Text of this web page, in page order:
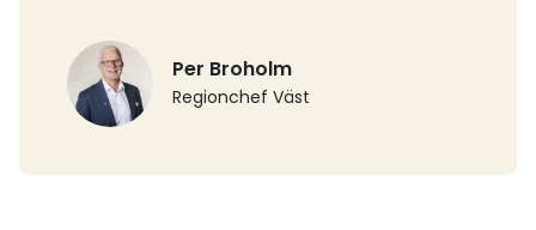
Per Broholm
Regionchef Väst